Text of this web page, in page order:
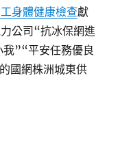
身體健康檢查獻
公司“抗冰保網進
”“平安任務優良
國網株洲城東供